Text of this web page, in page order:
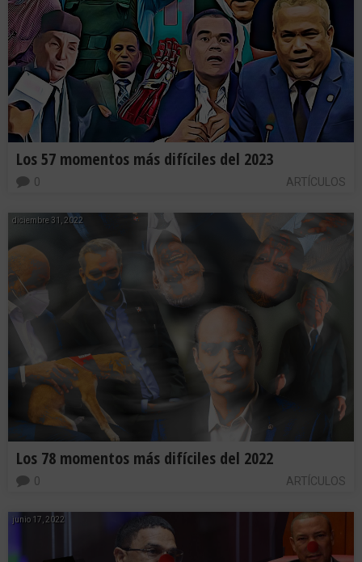
Los 57 momentos más difíciles del 2023
ARTÍCULOS
0
diciembre 31, 2022
Los 78 momentos más difíciles del 2022
ARTÍCULOS
0
junio 17, 2022